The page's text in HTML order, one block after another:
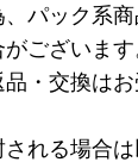
パック系
ございます
・交換は
れる場合